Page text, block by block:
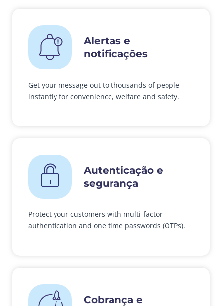
Alertas e
notificações
Get your message out to thousands of people
instantly for convenience, welfare and safety.
Autenticação e
segurança
Protect your customers with multi-factor
authentication and one time passwords (OTPs).
Cobrança e